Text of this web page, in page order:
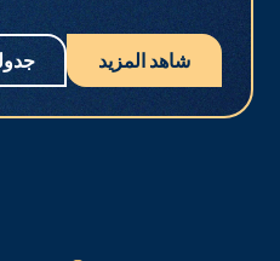
شاهد المزيد